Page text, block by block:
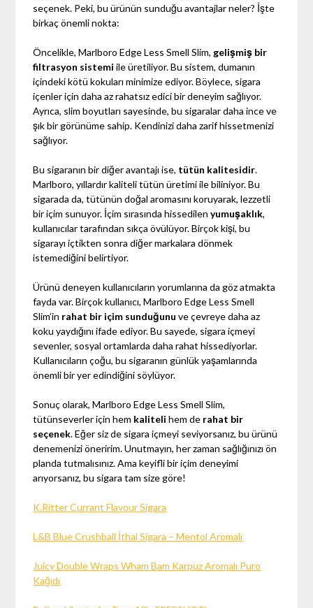
seçenek. Peki, bu ürünün sunduğu avantajlar neler? İşte
birkaç önemli nokta:
Öncelikle, Marlboro Edge Less Smell Slim, gelişmiş bir
filtrasyon sistemi ile üretiliyor. Bu sistem, dumanın
içindeki kötü kokuları minimize ediyor. Böylece, sigara
içenler için daha az rahatsız edici bir deneyim sağlıyor.
Ayrıca, slim boyutları sayesinde, bu sigaralar daha ince ve
şık bir görünüme sahip. Kendinizi daha zarif hissetmenizi
sağlıyor.
Bu sigaranın bir diğer avantajı ise, tütün kalitesidir.
Marlboro, yıllardır kaliteli tütün üretimi ile biliniyor. Bu
sigarada da, tütünün doğal aromasını koruyarak, lezzetli
bir içim sunuyor. İçim sırasında hissedilenyumuşaklık,
kullanıcılar tarafından sıkça övülüyor. Birçok kişi, bu
sigarayı içtikten sonra diğer markalara dönmek
istemediğini belirtiyor.
Ürünü deneyen kullanıcıların yorumlarına da göz atmakta
fayda var. Birçok kullanıcı, Marlboro Edge Less Smell
Slim’in rahat bir içim sunduğunu ve çevreye daha az
koku yaydığını ifade ediyor. Bu sayede, sigara içmeyi
sevenler, sosyal ortamlarda daha rahat hissediyorlar.
Kullanıcıların çoğu, bu sigaranın günlük yaşamlarında
önemli bir yer edindiğini söylüyor.
Sonuç olarak, Marlboro Edge Less Smell Slim,
tütünseverler için hem kaliteli hem de rahat bir
seçenek. Eğer siz de sigara içmeyi seviyorsanız, bu ürünü
denemenizi öneririm. Unutmayın, her zaman sağlığınızı ön
planda tutmalısınız. Ama keyifli bir içim deneyimi
arıyorsanız, bu sigara tam size göre!
K.Ritter Currant Flavour Sigara
L&B Blue Crushball İthal Sigara – Mentol Aromalı
Juicy Double Wraps Wham Bam Karpuz Aromalı Puro
Kağıdı